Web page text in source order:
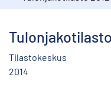
Tilastokeskus
2014